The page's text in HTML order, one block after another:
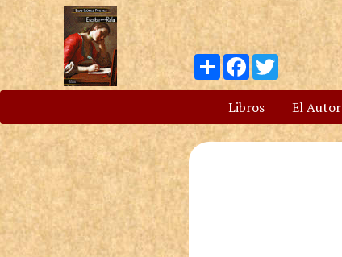
Compartir
Facebook
Twitter
Libros El Autor